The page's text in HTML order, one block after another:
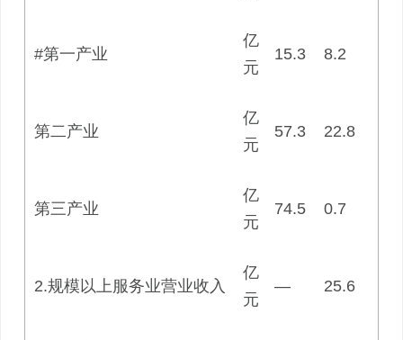
#第一产业
亿
元
15.3 8.2
第二产业
亿
元
57.3 22.8
第三产业
亿
元
74.5 0.7
2.规模以上服务业营业收入
亿
元
— 25.6